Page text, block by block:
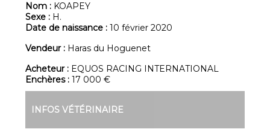
Nom : KOAPEY
Sexe : H.
Date de naissance :10 février 2020
Vendeur : Haras du Hoguenet
Acheteur : EQUOS RACING INTERNATIONAL
Enchères :17 000 €
INFOS VÉTÉRINAIRE